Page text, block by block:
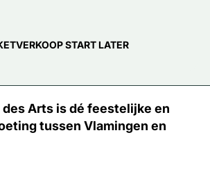
START LATER
Arts is dé feestelijke en
tussen Vlamingen en